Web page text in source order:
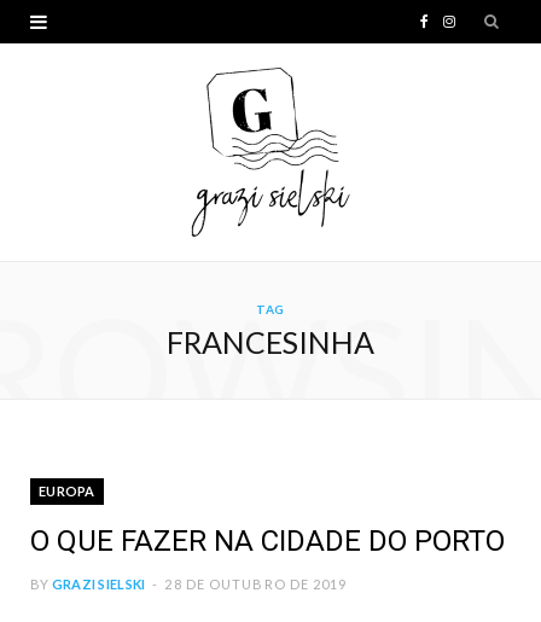
I
TAG
FRANCESINHA
EUROPA
O QUE FAZER NA CIDADE DO PORTO
BY GRAZI SIELSKI 28 DE OUTUBRO DE 2019